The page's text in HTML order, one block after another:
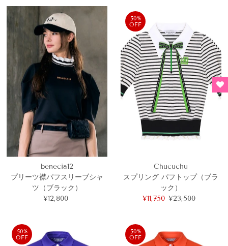
価
格
benecia12
プリーツ襟パフスリーブシャ
ツ（ブラック）
通
格
¥12,800
50%
OFF
Chucuchu
スプリング パフトップ（ブラ
ック）
セ
価
格
¥11,750 通
格
¥23,500
50%
OFF
50%
OFF